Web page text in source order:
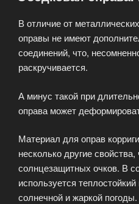
В отличие от
оправы не имеют
соединений, что,
раскручивается.
А минус такой при
оправа может
Материал для оправ
несколько другие
солнцезащитных очков. В
используется
солнечной и жаркой